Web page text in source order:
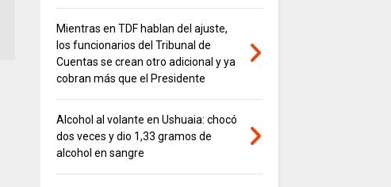
Mientras en TDF hablan del ajuste,
los funcionarios del Tribunal de
Cuentas se crean otro adicional y ya
cobran más que el Presidente
Alcohol al volante en Ushuaia: chocó
dos veces y dio 1,33 gramos de
alcohol en sangre